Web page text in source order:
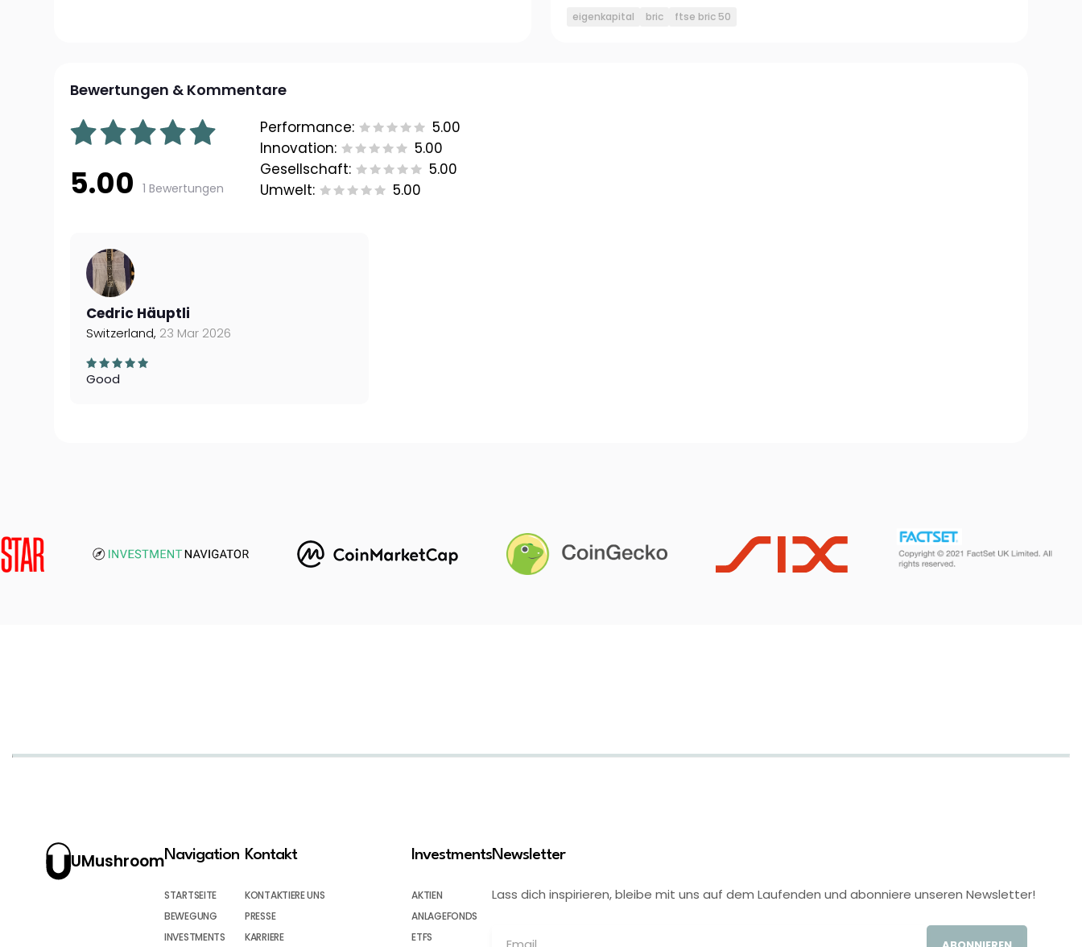
eigenkapital bric ftse bric 50
Bewertungen & Kommentare
5.00 1 Bewertungen
Performance:
5.00
Innovation:
5.00
Gesellschaft:
5.00
Umwelt:
5.00
Cedric Häuptli
Switzerland, 23 Mar 2026
Good
UMushroomNavigation
STARTSEITE
BEWEGUNG
INVESTMENTS
Kontakt
KONTAKTIERE UNS
PRESSE
KARRIERE
Investments
AKTIEN
ANLAGEFONDS
ETFS
Newsletter
Lass dich inspirieren, bleibe mit uns auf dem Laufenden und abonniere unseren Newsletter!